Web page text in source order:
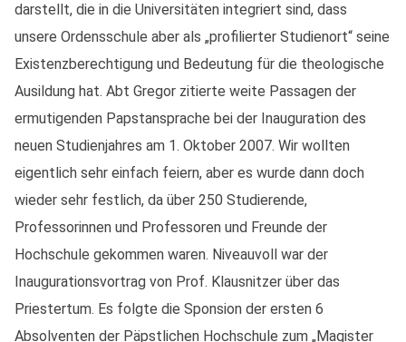
darstellt, die in die Universitäten integriert sind, dass
unsere Ordensschule aber als „profilierter Studienort“ seine
Existenzberechtigung und Bedeutung für die theologische
Ausildung hat. Abt Gregor zitierte weite Passagen der
ermutigenden Papstansprache bei der Inauguration des
neuen Studienjahres am 1. Oktober 2007. Wir wollten
eigentlich sehr einfach feiern, aber es wurde dann doch
wieder sehr festlich, da über 250 Studierende,
Professorinnen und Professoren und Freunde der
Hochschule gekommen waren. Niveauvoll war der
Inaugurationsvortrag von Prof. Klausnitzer über das
Priestertum. Es folgte die Sponsion der ersten 6
Absolventen der Päpstlichen Hochschule zum „Magister